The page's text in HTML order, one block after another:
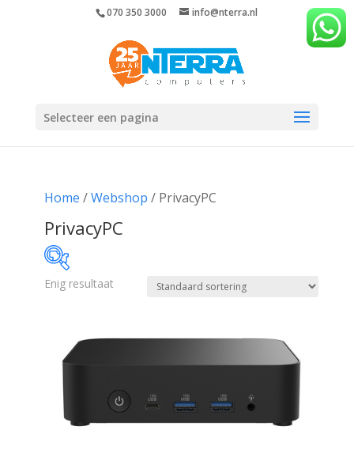
070 350 3000 info@nterra.nl
Selecteer een pagina
Home /Webshop / PrivacyPC
PrivacyPC
Enig resultaat